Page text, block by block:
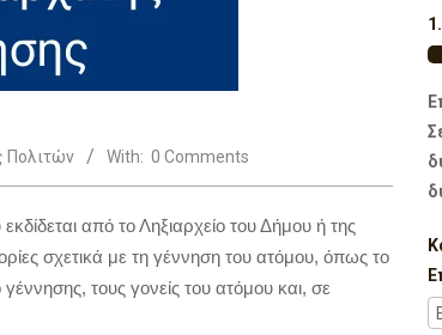
Πολιτών With: 0 Comments
από το Ληξιαρχείο του Δήμου ή της
σχετικά με τη γέννηση του ατόμου, όπως το
τους γονείς του ατόμου και, σε